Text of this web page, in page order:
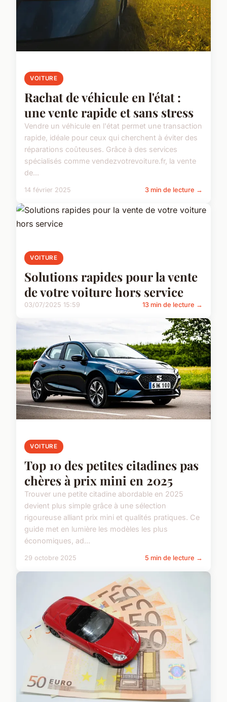
VOITURE
Rachat de véhicule en l'état :
une vente rapide et sans stress
Vendre un véhicule en l'état permet une transaction
rapide, idéale pour ceux qui cherchent à éviter des
réparations coûteuses. Grâce à des services
spécialisés comme vendezvotrevoiture.fr, la vente
de...
14 février 2025 3 min de lecture →
VOITURE
Solutions rapides pour la vente
de votre voiture hors service
03/07/2025 15:59 13 min de lecture →
VOITURE
Top 10 des petites citadines pas
chères à prix mini en 2025
Trouver une petite citadine abordable en 2025
devient plus simple grâce à une sélection
rigoureuse alliant prix mini et qualités pratiques. Ce
guide met en lumière les modèles les plus
économiques, ad...
29 octobre 2025 5 min de lecture →